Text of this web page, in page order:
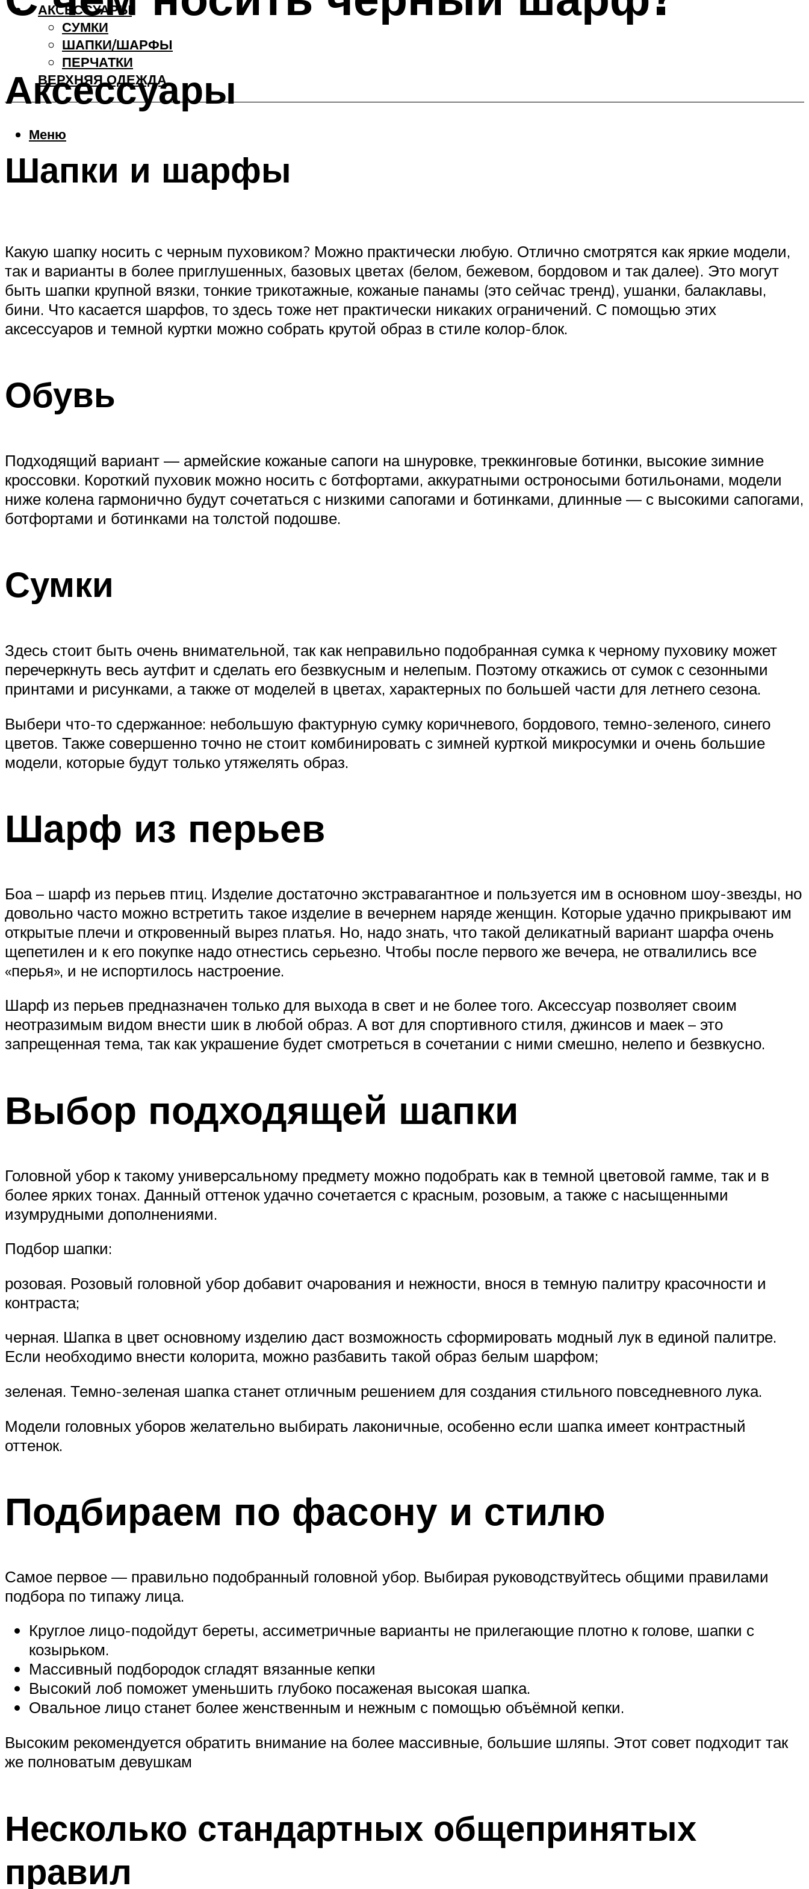
АКCЕССУАРЫ
СУМКИ
ШАПКИ/ШАРФЫ
ПЕРЧАТКИ
ВЕРХНЯЯ ОДЕЖДА
Меню
Аксессуары
Шапки и шарфы
Какую шапку носить с черным пуховиком? Можно практически любую. Отлично смотрятся как яркие модели,
так и варианты в более приглушенных, базовых цветах (белом, бежевом, бордовом и так далее). Это могут
быть шапки крупной вязки, тонкие трикотажные, кожаные панамы (это сейчас тренд), ушанки, балаклавы,
бини. Что касается шарфов, то здесь тоже нет практически никаких ограничений. С помощью этих
аксессуаров и темной куртки можно собрать крутой образ в стиле колор-блок.
Обувь
Подходящий вариант — армейские кожаные сапоги на шнуровке, треккинговые ботинки, высокие зимние
кроссовки. Короткий пуховик можно носить с ботфортами, аккуратными остроносыми ботильонами, модели
ниже колена гармонично будут сочетаться с низкими сапогами и ботинками, длинные — с высокими сапогами,
ботфортами и ботинками на толстой подошве.
Сумки
Здесь стоит быть очень внимательной, так как неправильно подобранная сумка к черному пуховику может
перечеркнуть весь аутфит и сделать его безвкусным и нелепым. Поэтому откажись от сумок с сезонными
принтами и рисунками, а также от моделей в цветах, характерных по большей части для летнего сезона.
Выбери что-то сдержанное: небольшую фактурную сумку коричневого, бордового, темно-зеленого, синего
цветов. Также совершенно точно не стоит комбинировать с зимней курткой микросумки и очень большие
модели, которые будут только утяжелять образ.
Шарф из перьев
Боа – шарф из перьев птиц. Изделие достаточно экстравагантное и пользуется им в основном шоу-звезды, но
довольно часто можно встретить такое изделие в вечернем наряде женщин. Которые удачно прикрывают им
открытые плечи и откровенный вырез платья. Но, надо знать, что такой деликатный вариант шарфа очень
щепетилен и к его покупке надо отнестись серьезно. Чтобы после первого же вечера, не отвалились все
«перья», и не испортилось настроение.
Шарф из перьев предназначен только для выхода в свет и не более того. Аксессуар позволяет своим
неотразимым видом внести шик в любой образ. А вот для спортивного стиля, джинсов и маек – это
запрещенная тема, так как украшение будет смотреться в сочетании с ними смешно, нелепо и безвкусно.
Выбор подходящей шапки
Головной убор к такому универсальному предмету можно подобрать как в темной цветовой гамме, так и в
более ярких тонах. Данный оттенок удачно сочетается с красным, розовым, а также с насыщенными
изумрудными дополнениями.
Подбор шапки:
розовая. Розовый головной убор добавит очарования и нежности, внося в темную палитру красочности и
контраста;
черная. Шапка в цвет основному изделию даст возможность сформировать модный лук в единой палитре.
Если необходимо внести колорита, можно разбавить такой образ белым шарфом;
зеленая. Темно-зеленая шапка станет отличным решением для создания стильного повседневного лука.
Модели головных уборов желательно выбирать лаконичные, особенно если шапка имеет контрастный
оттенок.
Подбираем по фасону и стилю
Самое первое — правильно подобранный головной убор. Выбирая руководствуйтесь общими правилами
подбора по типажу лица.
Круглое лицо-подойдут береты, ассиметричные варианты не прилегающие плотно к голове, шапки с
козырьком.
Массивный подбородок сгладят вязанные кепки
Высокий лоб поможет уменьшить глубоко посаженая высокая шапка.
Овальное лицо станет более женственным и нежным с помощью объёмной кепки.
Высоким рекомендуется обратить внимание на более массивные, большие шляпы. Этот совет подходит так
же полноватым девушкам
Несколько стандартных общепринятых
правил